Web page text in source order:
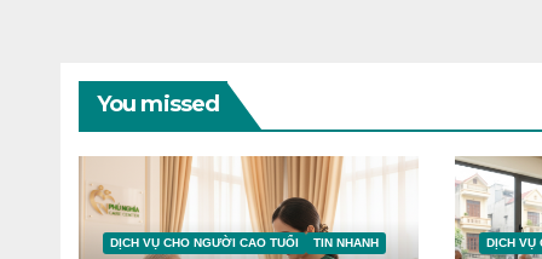
You missed
DỊCH VỤ CHO NGƯỜI CAO TUỔI TIN NHANH DỊCH VỤ